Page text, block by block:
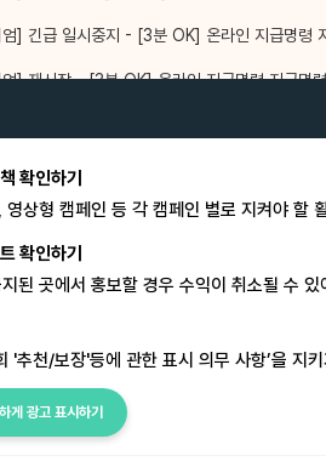
엄] 긴급 일시중지 - [3분 OK] 온라인 지급명령
] 재시작 - [3분 OK] 온라인 지급명령 지급명
확인하기
영상형 캠페인 등 각 캠페인 별로 지켜야 할
확인하기
된 곳에서 홍보할 경우 수익이 취소될 수
'추천/보장'등에 관한 표시 의무 사항’을 지
게 광고 표시하기